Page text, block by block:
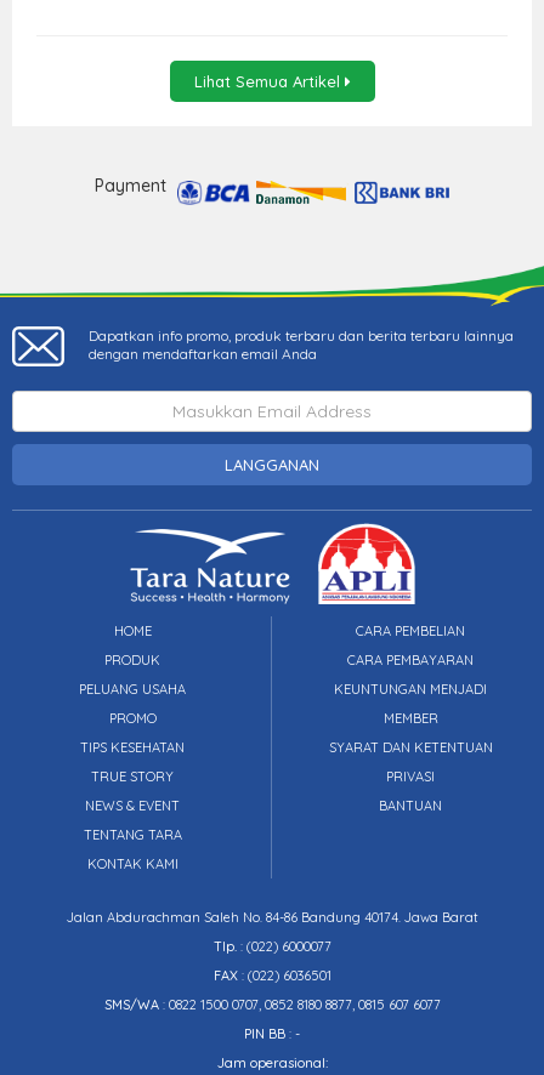
Lihat Semua Artikel
Payment
Dapatkan info promo, produk terbaru dan berita terbaru lainnya
dengan mendaftarkan email Anda
LANGGANAN
HOME
PRODUK
PELUANG USAHA
PROMO
TIPS KESEHATAN
TRUE STORY
NEWS & EVENT
TENTANG TARA
KONTAK KAMI
CARA PEMBELIAN
CARA PEMBAYARAN
KEUNTUNGAN MENJADI
MEMBER
SYARAT DAN KETENTUAN
PRIVASI
BANTUAN
Jalan Abdurachman Saleh No. 84-86 Bandung 40174. Jawa Barat
Tlp.: (022) 6000077
FAX: (022) 6036501
SMS/WA: 0822 1500 0707, 0852 8180 8877, 0815 607 6077
PIN BB : -
Jam operasional: